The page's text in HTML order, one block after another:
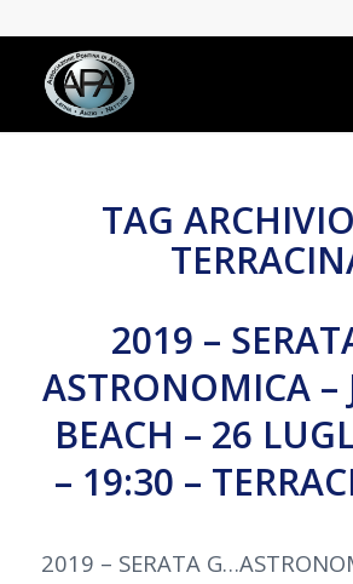
TAG
2019 –
ASTRONOMICA –
BEACH – 26
– 19:30 –
2019 – SERATA